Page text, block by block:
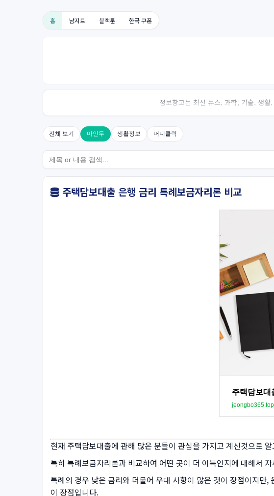
홈 남지트 블랙툰 한국 쿠폰
정보창고는 최신 뉴스, 과학, 기술, 생
전체 보기 마인두 생활정보 머니클릭
주택담보대출 은행 금리 특례보금자리론 비교
주택담보대
jeongbo365.top
현재 주택담보대출에 관해 많은 분들이 관심을 가지고 계신것으로
특히 특례보금자리론과 비교하여 어떤 곳이 더 이득인지에 대해서
특례의 경우 낮은 금리와 더불어 우대 사항이 많은 것이 장점이지만
이 장점입니다.